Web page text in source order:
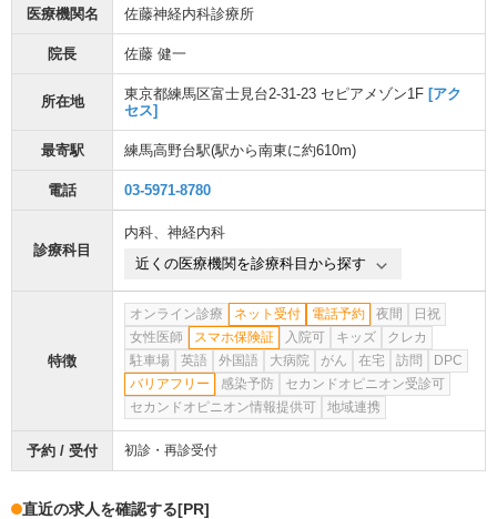
医療機関名 佐藤神経内科診療所
院長 佐藤 健一
所在地 東京都練馬区富士見台2-31-23 セピアメゾン1F [アク
セス]
最寄駅 練馬高野台駅(駅から南東に約610m)
電話 03-5971-8780
診療科目
内科、 神経内科
近くの医療機関を診療科目から探す
特徴
オンライン診療 ネット受付 電話予約 夜間
日祝
女性医師
スマホ保険証 入院可 キッズ
クレカ
駐車場
英語 外国語 大病院 がん 在宅 訪問
DPC
バリアフリー
感染予防
セカンドオピニオン受診可
セカンドオピニオン情報提供可
地域連携
予約 / 受付 初診・再診受付
直近の求人を確認する[PR]